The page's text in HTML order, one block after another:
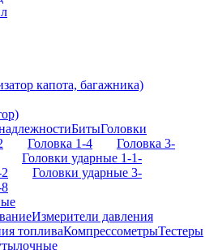
капота, багажника)
БитыГоловки
Головка 1-4
Головка 3-
Головки ударные 1-1-
Головки ударные 3-
Измерители давления
топливаКомпрессометрыТестеры